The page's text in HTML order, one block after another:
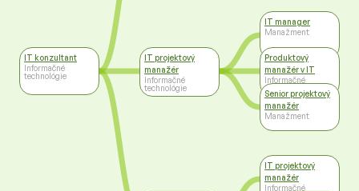
IT konzultant
Informačné
technológie
IT projektový
manažér
Informačné
technológie
IT manager
Manažment
Produktový
manažér v IT
Informačné
technológie
Senior projektový
manažér
Manažment
IT projektový
manažér
Informačné